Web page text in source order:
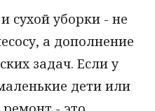
сухой уборки - не
а дополнение
задач. Если у
дети или